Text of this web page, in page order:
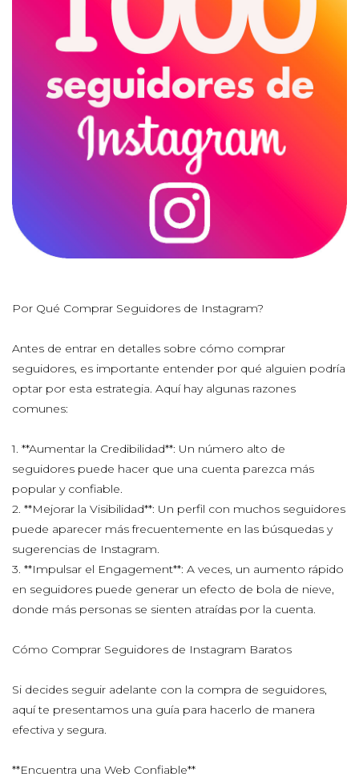
Por Qué Comprar Seguidores de Instagram?
Antes de entrar en detalles sobre cómo comprar
seguidores, es importante entender por qué alguien podría
optar por esta estrategia. Aquí hay algunas razones
comunes:
1. **Aumentar la Credibilidad**: Un número alto de
seguidores puede hacer que una cuenta parezca más
popular y confiable.
2. **Mejorar la Visibilidad**: Un perfil con muchos seguidores
puede aparecer más frecuentemente en las búsquedas y
sugerencias de Instagram.
3. **Impulsar el Engagement**: A veces, un aumento rápido
en seguidores puede generar un efecto de bola de nieve,
donde más personas se sienten atraídas por la cuenta.
Cómo Comprar Seguidores de Instagram Baratos
Si decides seguir adelante con la compra de seguidores,
aquí te presentamos una guía para hacerlo de manera
efectiva y segura.
**Encuentra una Web Confiable**